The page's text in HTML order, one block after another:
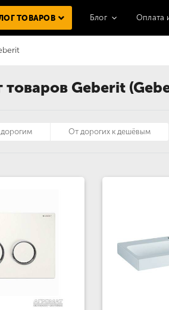
товаров Geberit
ТОВАРОВ Блог Оплата
От дорогих к дешёвым